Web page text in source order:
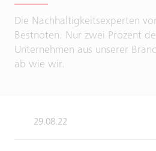
Die Nachhaltigkeitsexperten
Bestnoten. Nur zwei Prozent
Unternehmen aus unserer
ab wie wir.
29.08.22